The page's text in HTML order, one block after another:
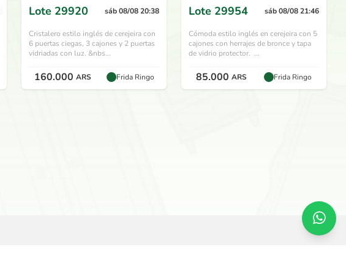
Lote 29920 sáb 08/08 20:38
Cristalero estilo inglés de cerejeira con
6 puertas ciegas, 3 cajones y 2 puertas
vidriadas con luz. &nbs...
160.000 ARS Frida Ringo
Lote 29954 sáb 08/08 21:46
Cómoda estilo inglés en cerejeira con 5
cajones con herrajes de bronce y tapa
de vidrio protector. ...
85.000 ARS Frida Ringo